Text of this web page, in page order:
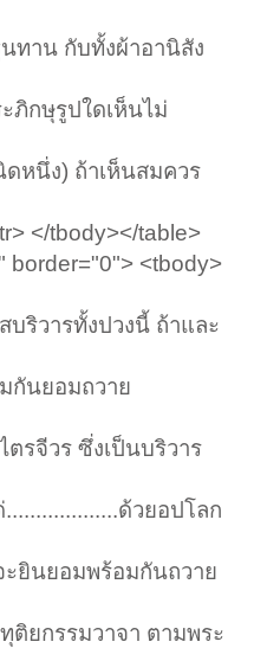
ทาน กับทั้งผ้าอานิสัง
ภิกษุรูปใดเห็นไม่
หนึ่ง) ถ้าเห็นสมควร
</tbody></table>
border="0"> <tbody>
ริวารทั้งปวงนี้ ถ้าและ
กันยอมถวาย
ตรจีวร ซึ่งเป็นบริวาร
ด้วยอปโลก
ยินยอมพร้อมกันถวาย
ยกรรมวาจา ตามพระ